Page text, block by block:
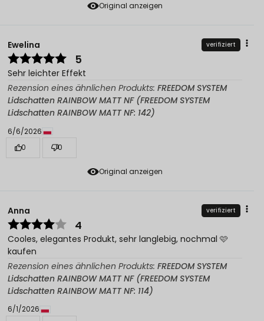
Original anzeigen
Original anzeigen
Ewelina verifiziert
5
Sehr leichter Effekt
Rezension eines ähnlichen Produkts: FREEDOM SYSTEM
Lidschatten RAINBOW MATT NF (FREEDOM SYSTEM
Lidschatten RAINBOW MATT NF: 142)
6/6/2026
0
0
Anna verifiziert
4
Cooles, elegantes Produkt, sehr langlebig, nochmal 🩷
kaufen
Rezension eines ähnlichen Produkts: FREEDOM SYSTEM
Lidschatten RAINBOW MATT NF (FREEDOM SYSTEM
Lidschatten RAINBOW MATT NF: 114)
6/1/2026